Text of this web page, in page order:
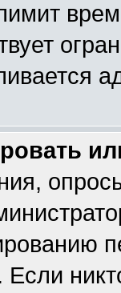
Если